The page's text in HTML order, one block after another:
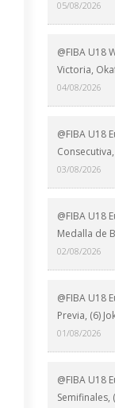
05/08/2026
@FIBA U18
Victoria,
04/08/2026
@FIBA U18
03/08/2026
@FIBA U18
Medalla de
02/08/2026
@FIBA U18
Previa, (6)
01/08/2026
@FIBA U18
Semifinales,